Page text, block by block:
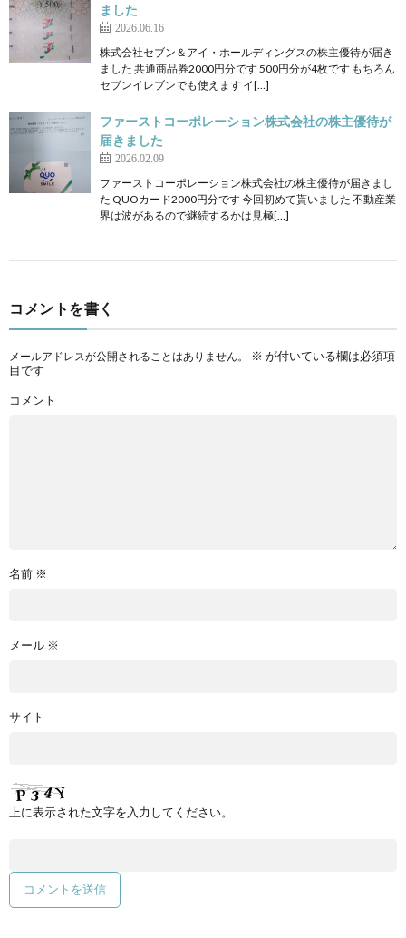
ました
2026.06.16
株式会社セブン＆アイ・ホールディングスの株主優待が届き
ました 共通商品券2000円分です 500円分が4枚です もちろん
セブンイレブンでも使えます イ[…]
ファーストコーポレーション株式会社の株主優待が
届きました
2026.02.09
ファーストコーポレーション株式会社の株主優待が届きまし
た QUOカード2000円分です 今回初めて貰いました 不動産業
界は波があるので継続するかは見極[…]
コメントを書く
メールアドレスが公開されることはありません。 ※ が付いている欄は必須項
目です
コメント
名前 ※
メール ※
サイト
上に表示された文字を入力してください。